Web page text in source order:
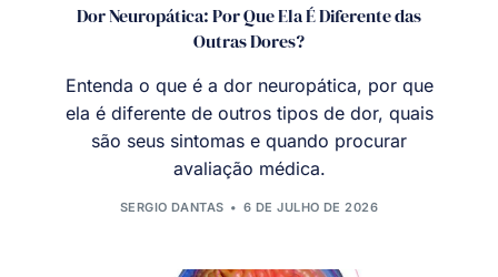
Dor Neuropática: Por Que Ela É Diferente das
Outras Dores?
Entenda o que é a dor neuropática, por que
ela é diferente de outros tipos de dor, quais
são seus sintomas e quando procurar
avaliação médica.
SERGIO DANTAS 6 DE JULHO DE 2026